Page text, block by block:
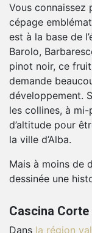
Vous connaissez
cépage
est à la base de
Barolo,
pinot noir, ce
demande
développement.
les collines, à
d’altitude pour
la ville d’Alba.
Mais à moins de
dessinée une
Cascina
Dans la région